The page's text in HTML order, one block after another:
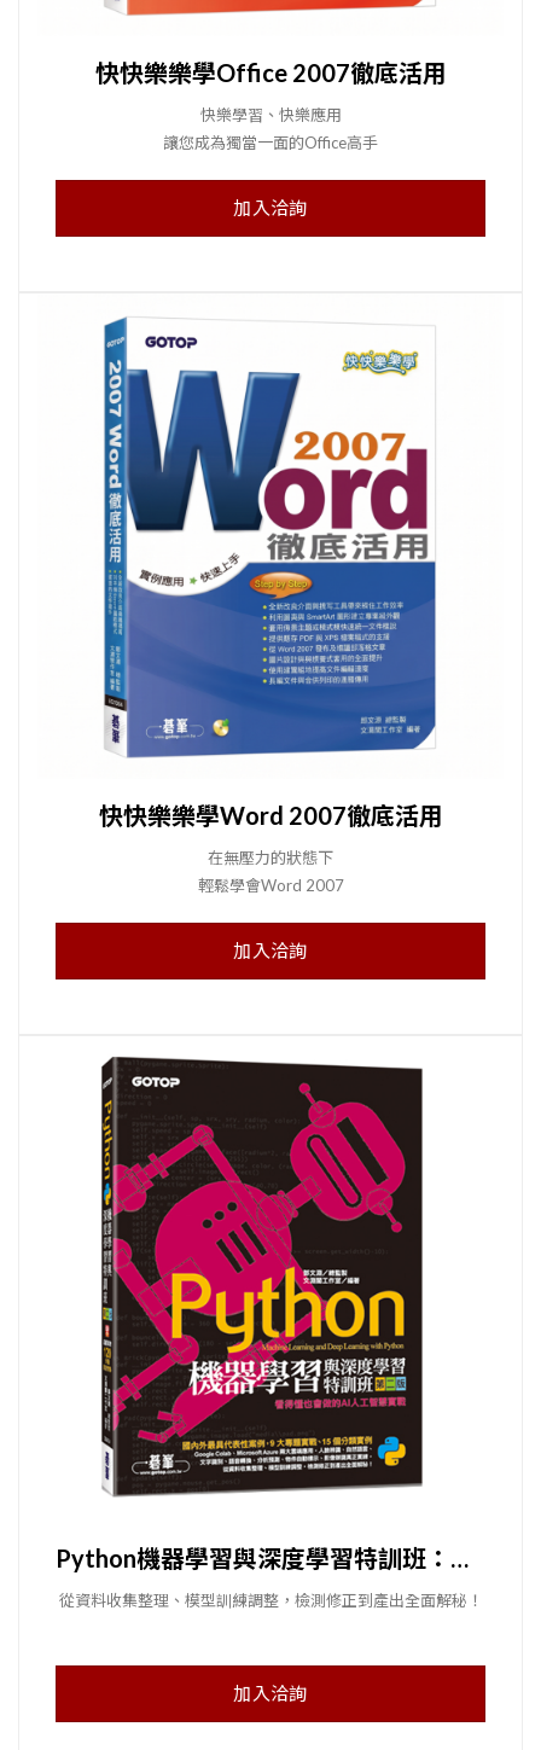
快快樂樂學Office 2007徹底活用
快樂學習、快樂應用
讓您成為獨當一面的Office高手
加入洽詢
快快樂樂學Word 2007徹底活用
在無壓力的狀態下
輕鬆學會Word 2007
加入洽詢
Python機器學習與深度學習特訓班：看得懂也會做的AI人工智慧實戰
從資料收集整理、模型訓練調整，檢測修正到產出全面解秘！
加入洽詢